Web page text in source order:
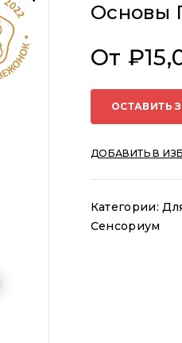
Основы
От ₽
ОСТАВИТЬ
ДОБАВИТЬ В
Категории:
Сенсориум